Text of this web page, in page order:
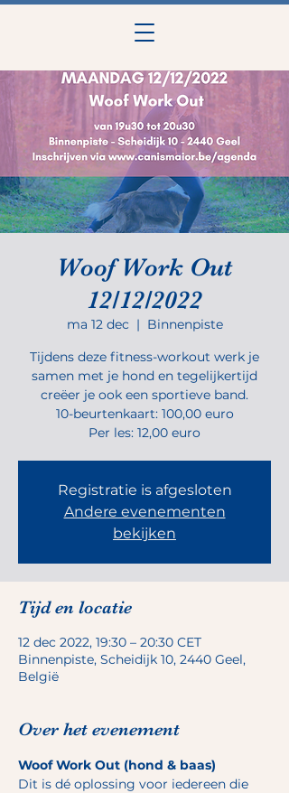
Woof Work Out
12/12/2022
ma 12 dec
  |
Binnenpiste
Tijdens deze fitness-workout werk je
samen met je hond en tegelijkertijd
creëer je ook een sportieve band.
10-beurtenkaart: 100,00 euro
Per les: 12,00 euro
Registratie is afgesloten
Andere evenementen
bekijken
Tijd en locatie
12 dec 2022, 19:30 – 20:30 CET
Binnenpiste, Scheidijk 10, 2440 Geel,
België
Over het evenement
Woof Work Out (hond & baas)
Dit is dé oplossing voor iedereen die